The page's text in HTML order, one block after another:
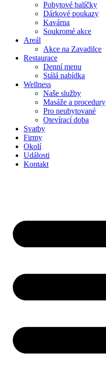
Pobytové balíčky
Dárkové poukazy
Kavárna
Soukromé akce
Areál
Akce na Zavadilce
Restaurace
Denní menu
Stálá nabídka
Wellness
Naše služby
Masáže a procedury
Pro neubytované
Otevírací doba
Svatby
Firmy
Okolí
Události
Kontakt